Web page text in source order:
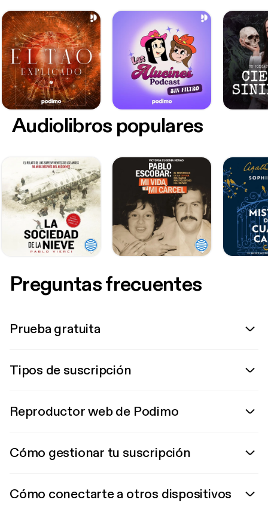
Audiolibros populares
Preguntas frecuentes
Prueba gratuita
Tipos de suscripción
Reproductor web de Podimo
Cómo gestionar tu suscripción
Cómo conectarte a otros dispositivos